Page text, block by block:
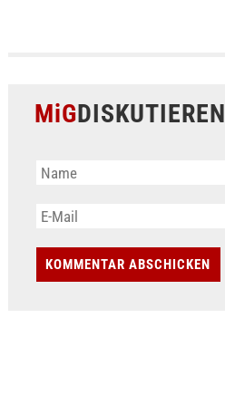
MiGDISKUTIEREN